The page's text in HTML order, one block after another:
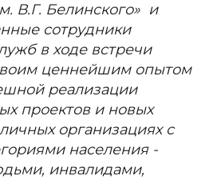
В.Г. Белинского» и
сотрудники
в ходе встречи
ценнейшим опытом
реализации
проектов и новых
организациях с
населения -
инвалидами,